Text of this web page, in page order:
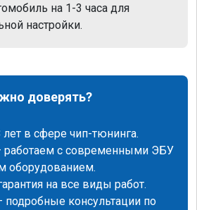
на 1-3 часа для
настройки.
доверять?
в сфере чип-тюнинга.
работаем с современными ЭБУ
оборудованием.
на все виды работ.
подробные консультации по